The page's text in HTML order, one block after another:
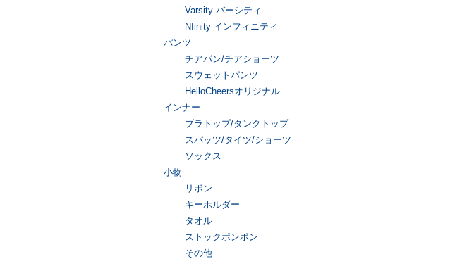
Varsity バーシティ
Nfinity インフィニティ
パンツ
チアパン/チアショーツ
スウェットパンツ
HelloCheersオリジナル
インナー
ブラトップ/タンクトップ
スパッツ/タイツ/ショーツ
ソックス
小物
リボン
キーホルダー
タオル
ストックポンポン
その他